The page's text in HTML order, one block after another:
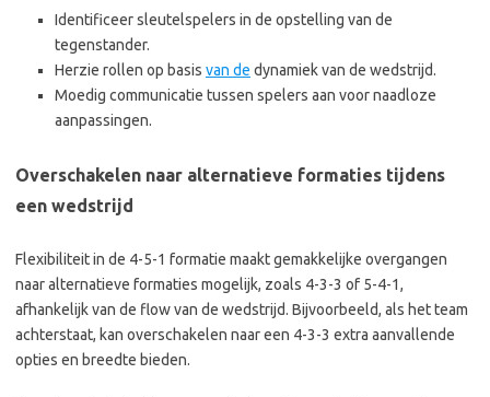
Identificeer sleutelspelers in de opstelling van de
tegenstander.
Herzie rollen op basis van de dynamiek van de wedstrijd.
Moedig communicatie tussen spelers aan voor naadloze
aanpassingen.
Overschakelen naar alternatieve formaties tijdens
een wedstrijd
Flexibiliteit in de 4-5-1 formatie maakt gemakkelijke overgangen
naar alternatieve formaties mogelijk, zoals 4-3-3 of 5-4-1,
afhankelijk van de flow van de wedstrijd. Bijvoorbeeld, als het team
achterstaat, kan overschakelen naar een 4-3-3 extra aanvallende
opties en breedte bieden.